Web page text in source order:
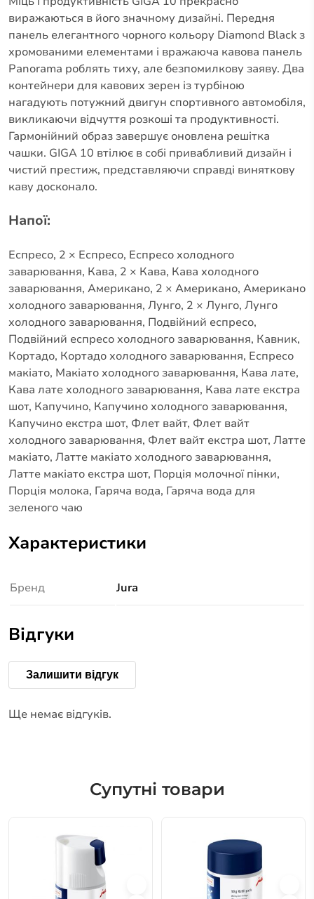
виражаються в його значному дизайні. Передня
панель елегантного чорного кольору Diamond Black з
хромованими елементами і вражаюча кавова панель
Panorama роблять тиху, але безпомилкову заяву. Два
контейнери для кавових зерен із турбіною
нагадують потужний двигун спортивного автомобіля,
викликаючи відчуття розкоші та продуктивності.
Гармонійний образ завершує оновлена решітка
чашки. GIGA 10 втілює в собі привабливий дизайн і
чистий престиж, представляючи справді виняткову
каву досконало.
Напої:
Еспресо, 2 × Еспресо, Еспресо холодного
заварювання, Кава, 2 × Кава, Кава холодного
заварювання, Американо, 2 × Американо, Американо
холодного заварювання, Лунго, 2 × Лунго, Лунго
холодного заварювання, Подвійний еспресо,
Подвійний еспресо холодного заварювання, Кавник,
Кортадо, Кортадо холодного заварювання, Еспресо
макіато, Макіато холодного заварювання, Кава лате,
Кава лате холодного заварювання, Кава лате екстра
шот, Капучино, Капучино холодного заварювання,
Капучино екстра шот, Флет вайт, Флет вайт
холодного заварювання, Флет вайт екстра шот, Латте
макіато, Латте макіато холодного заварювання,
Латте макіато екстра шот, Порція молочної пінки,
Порція молока, Гаряча вода, Гаряча вода для
зеленого чаю
Характеристики
Бренд Jura
Відгуки
Залишити відгук
Ще немає відгуків.
Супутні товари